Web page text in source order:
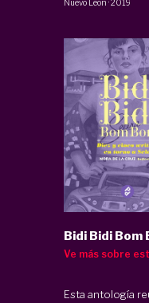
Nuevo León ·2019
Bidi Bidi Bom
Ve más sobre
Esta antología